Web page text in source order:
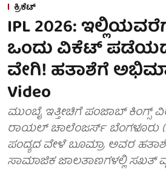
ಕ್ರಿಕೆಟ್
IPL 2026:
ಒಂದು ವಿಕೆಟ್ ಪಡೆಯದ
ವೇಗಿ! ಹತಾಶೆಗೆ
Video
ಮುಂಬೈ ಇತ್ತೀಚಿಗೆ ಪಂಜಾಬ್ ಕಿಂಗ್ಸ್
ರಾಯಲ್ ಚಾಲೆಂಜರ್ಸ್ ಬೆಂಗಳೂರು
ಪಂದ್ಯದ ವೇಳೆ ಬೂಮ್ರಾ ಅವರ
ಸಾಮಾಜಿಕ ಜಾಲತಾಣಗಳಲ್ಲಿ ಸಖತ್